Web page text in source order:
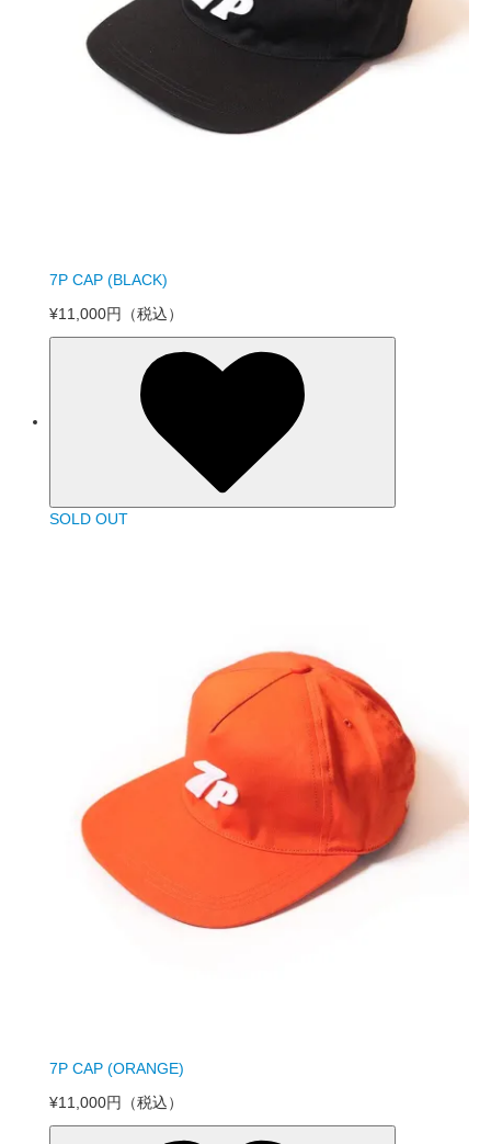
7P CAP (BLACK)
¥11,000円
（税込）
SOLD OUT
7P CAP (ORANGE)
¥11,000円
（税込）